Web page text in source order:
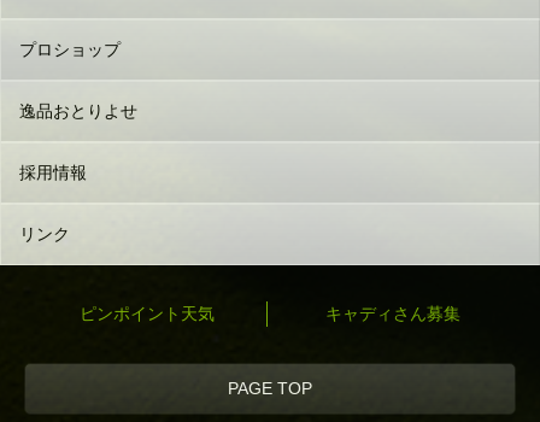
プロショップ
逸品おとりよせ
採用情報
リンク
ピンポイント天気 キャディさん募集
PAGE TOP